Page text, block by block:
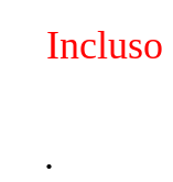
Incluso
.